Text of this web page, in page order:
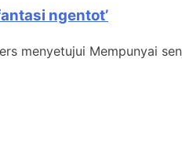
ngentot’
menyetujui Mempunyai